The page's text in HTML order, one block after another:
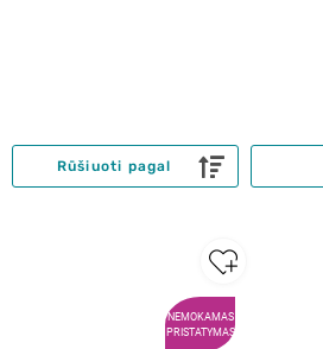
Rūšiuoti pagal
NEMOKAMAS
PRISTATYMAS